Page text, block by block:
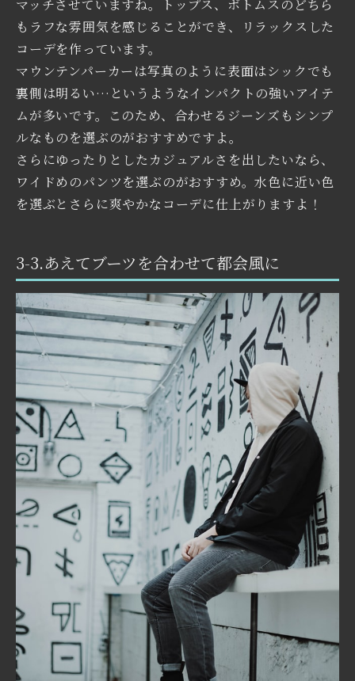
マッチさせていますね。トップス、ボトムスのどちら
もラフな雰囲気を感じることができ、リラックスした
コーデを作っています。
マウンテンパーカーは写真のように表面はシックでも
裏側は明るい…というようなインパクトの強いアイテ
ムが多いです。このため、合わせるジーンズもシンプ
ルなものを選ぶのがおすすめですよ。
さらにゆったりとしたカジュアルさを出したいなら、
ワイドめのパンツを選ぶのがおすすめ。水色に近い色
を選ぶとさらに爽やかなコーデに仕上がりますよ！
3-3.あえてブーツを合わせて都会風に